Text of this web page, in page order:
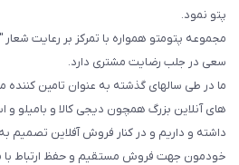
پتو نمود.
مجموعه پتومتو همواره با تمرکز بر رعایت
سعی در جلب رضایت مشتری دارد.
ما در طی سالهای گذشته به عنوان تامین کننده
های آنلاین بزرگ همچون دیجی کالا و بامیلو
داشته و داریم و در کنار فروش آفلاین تصمیم به
خودمون جهت فروش مستقیم و حفظ ارتباط با